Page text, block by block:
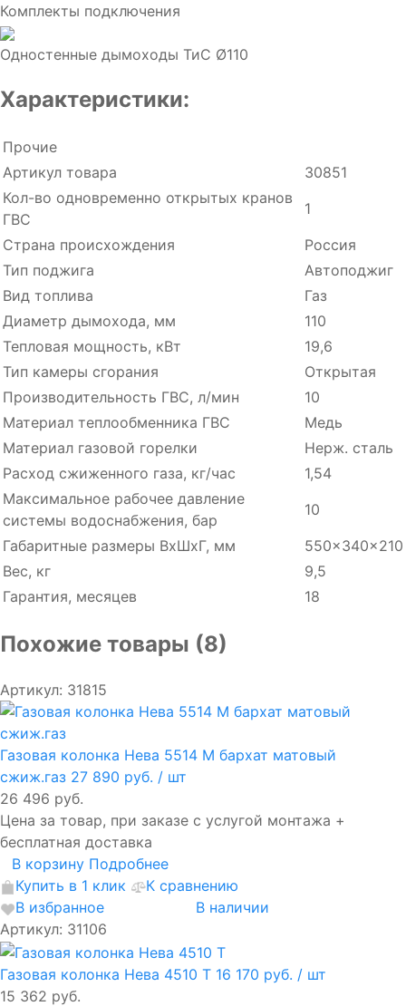
Комплекты подключения
Одностенные дымоходы ТиС Ø110
Характеристики:
Прочие
Артикул товара
30851
Кол-во одновременно открытых кранов
ГВС
1
Страна происхождения
Россия
Тип поджига
Автоподжиг
Вид топлива
Газ
Диаметр дымохода, мм
110
Тепловая мощность, кВт
19,6
Тип камеры сгорания
Открытая
Производительность ГВC, л/мин
10
Материал теплообменника ГВС
Медь
Материал газовой горелки
Нерж. сталь
Расход cжиженного газа, кг/час
1,54
Максимальное рабочее давление
системы водоснабжения, бар
10
Габаритные размеры ВхШхГ, мм
550×340×210
Вес, кг
9,5
Гарантия, месяцев
18
Похожие товары (8)
Артикул: 31815
Газовая колонка Нева 5514 M бархат матовый
сжиж.газ 27 890 руб. / шт
26 496 руб.
Цена за товар, при заказе с услугой монтажа +
бесплатная доставка
В корзину Подробнее
Купить в 1 клик
К сравнению
В избранное
В наличии
Артикул: 31106
Газовая колонка Нева 4510 Т 16 170 руб. / шт
15 362 руб.